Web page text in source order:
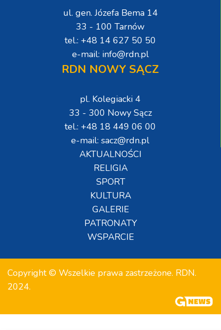
ul. gen. Józefa Bema 14
33 - 100 Tarnów
tel.: +48 14 627 50 50
e-mail: info@rdn.pl
RDN NOWY SĄCZ
pl. Kolegiacki 4
33 - 300 Nowy Sącz
tel.: +48 18 449 06 00
e-mail: sacz@rdn.pl
AKTUALNOŚCI
RELIGIA
SPORT
KULTURA
GALERIE
PATRONATY
WSPARCIE
Copyright © Wszelkie prawa zastrzeżone. RDN.
2024.